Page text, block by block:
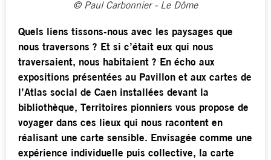
© Paul Carbonnier - Le Dôme
Quels liens tissons-nous avec les paysages que
nous traversons ? Et si c’était eux qui nous
traversaient, nous habitaient ? En écho aux
expositions présentées au Pavillon et aux cartes de
l’Atlas social de Caen installées devant la
bibliothèque, Territoires pionniers vous propose de
voyager dans ces lieux qui nous racontent en
réalisant une carte sensible. Envisagée comme une
expérience individuelle puis collective, la carte